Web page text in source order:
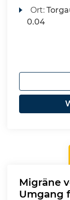
Ort:
0.04
Migräne
Umgang